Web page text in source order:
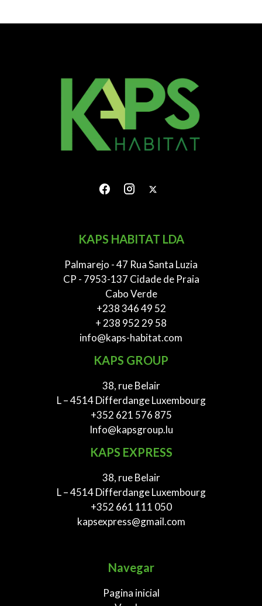
KAPS HABITAT LDA
Palmarejo - 47 Rua Santa Luzia
CP - 7953-137 Cidade de Praia
Cabo Verde
+238 346 49 52
+ 238 952 29 58
info@kaps-habitat.com
KAPS GROUP
38, rue Belair
L – 4514 Differdange Luxembourg
+352 621 576 875
Info@kapsgroup.lu
KAPS EXPRESS
38, rue Belair
L – 4514 Differdange Luxembourg
+352 661 111 050
kapsexpress@gmail.com
Navegar
Pagina inicial